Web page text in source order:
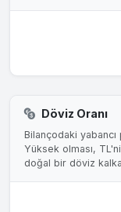
Döviz Oranı
Bilançodaki yabancı
Yüksek olması,
doğal bir döviz